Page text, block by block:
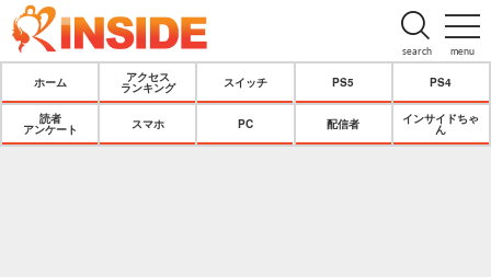
menu
search
ホーム
アクセス
ランキング
スイッチ PS5 PS4
読者
アンケート
スマホ PC 配信者
インサイドちゃ
ん